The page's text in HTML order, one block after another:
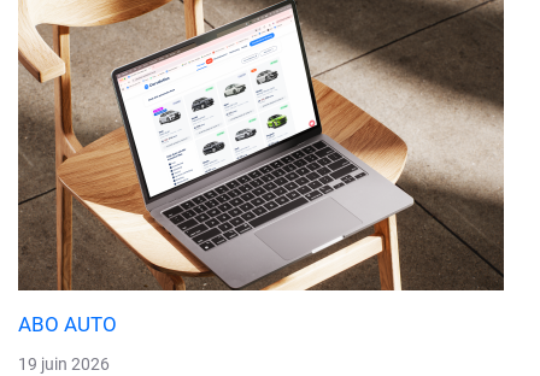
ABO AUTO
19 juin 2026